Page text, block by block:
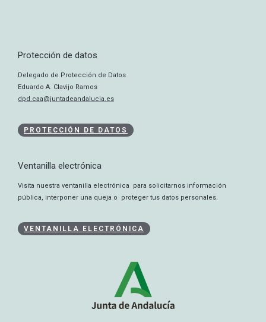
Protección de datos
Delegado de Protección de Datos
Eduardo A. Clavijo Ramos
dpd.caa@juntadeandalucia.es
PROTECCIÓN DE DATOS
Ventanilla electrónica
Visita nuestra ventanilla electrónica para solicitarnos información
pública, interponer una queja o proteger tus datos personales.
VENTANILLA ELECTRÓNICA